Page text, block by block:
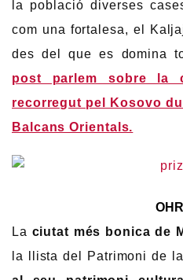
la població diverses
com una fortalesa, el
des del que es domina
post parlem sobre la
recorregut pel Kosovo
Balcans Orientals.
La ciutat més bonica de
la llista del Patrimoni de